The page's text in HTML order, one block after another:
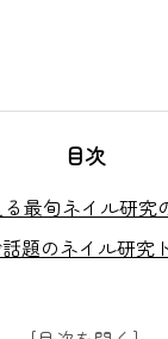
目次
最旬ネイル研究
題のネイル研究
ロン選びが研究に